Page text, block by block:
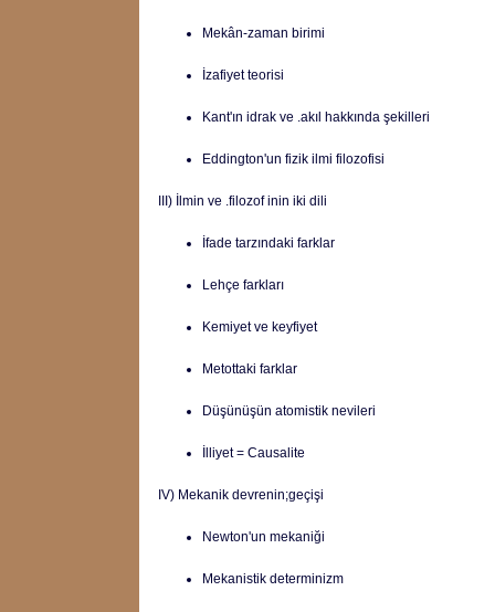
Mekân-zaman birimi
İzafiyet teorisi
Kant'ın idrak ve .akıl hakkında şekilleri
Eddington'un fizik ilmi filozofisi
III) İlmin ve .filozof inin iki dili
İfade tarzındaki farklar
Lehçe farkları
Kemiyet ve keyfiyet
Metottaki farklar
Düşünüşün atomistik nevileri
İlliyet = Causalite
IV) Mekanik devrenin;geçişi
Newton'un mekaniği
Mekanistik determinizm